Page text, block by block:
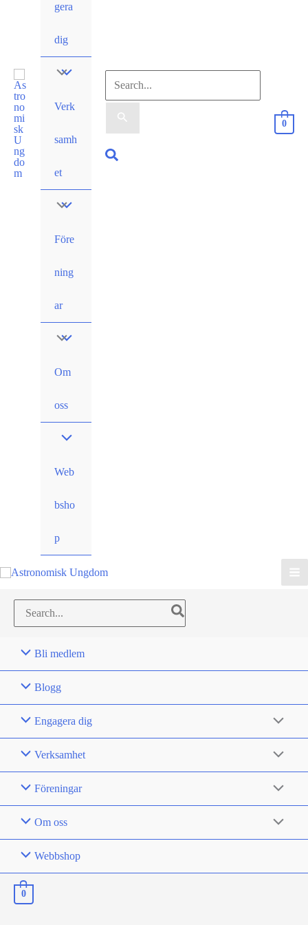
gera
dig
Verk
samh
et
Före
ning
ar
Om
oss
Web
bsho
p
Sök
efter:
Sök
0
Search
for:
Bli medlem
Blogg
Engagera dig
Verksamhet
Föreningar
Om oss
Webbshop
0